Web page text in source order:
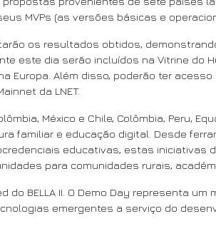
MVPs (as versões básicas e
os resultados obtidos,
este dia serão incluídos na Vitrine do
Europa. Além disso, poderão ter
da LNET.
México e Chile, Colômbia, Peru,
familiar e educação digital. Desde
educativas, estas iniciativas
para comunidades rurais,
BELLA II. O Demo Day representa
emergentes a serviço do